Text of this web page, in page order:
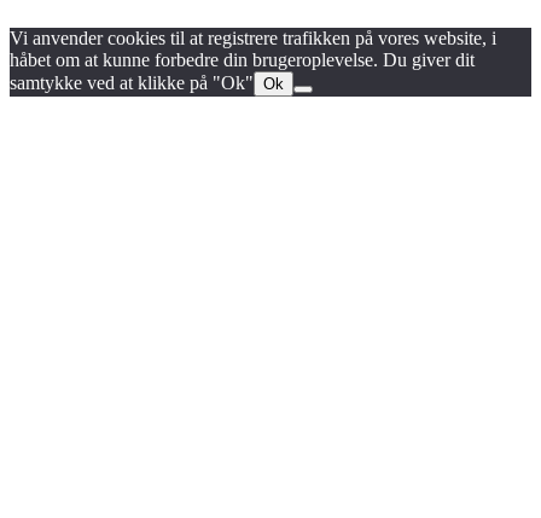
Vi anvender cookies til at registrere trafikken på vores website, i
håbet om at kunne forbedre din brugeroplevelse. Du giver dit
samtykke ved at klikke på "Ok" Ok